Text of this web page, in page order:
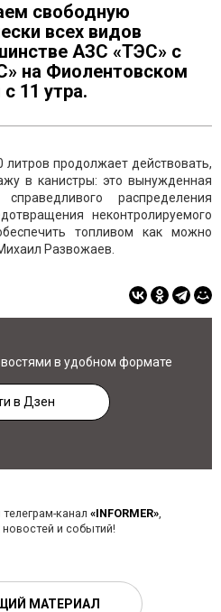
свободную
всех видов
АЗС «ТЭС» с
на Фиолентовском
11 утра.
литров продолжает действовать,
в канистры: это вынужденная
распределения
неконтролируемого
топливом как можно
Развожаев.
в удобном формате
в Дзен
канал «INFORMER»,
и событий!
МАТЕРИАЛ